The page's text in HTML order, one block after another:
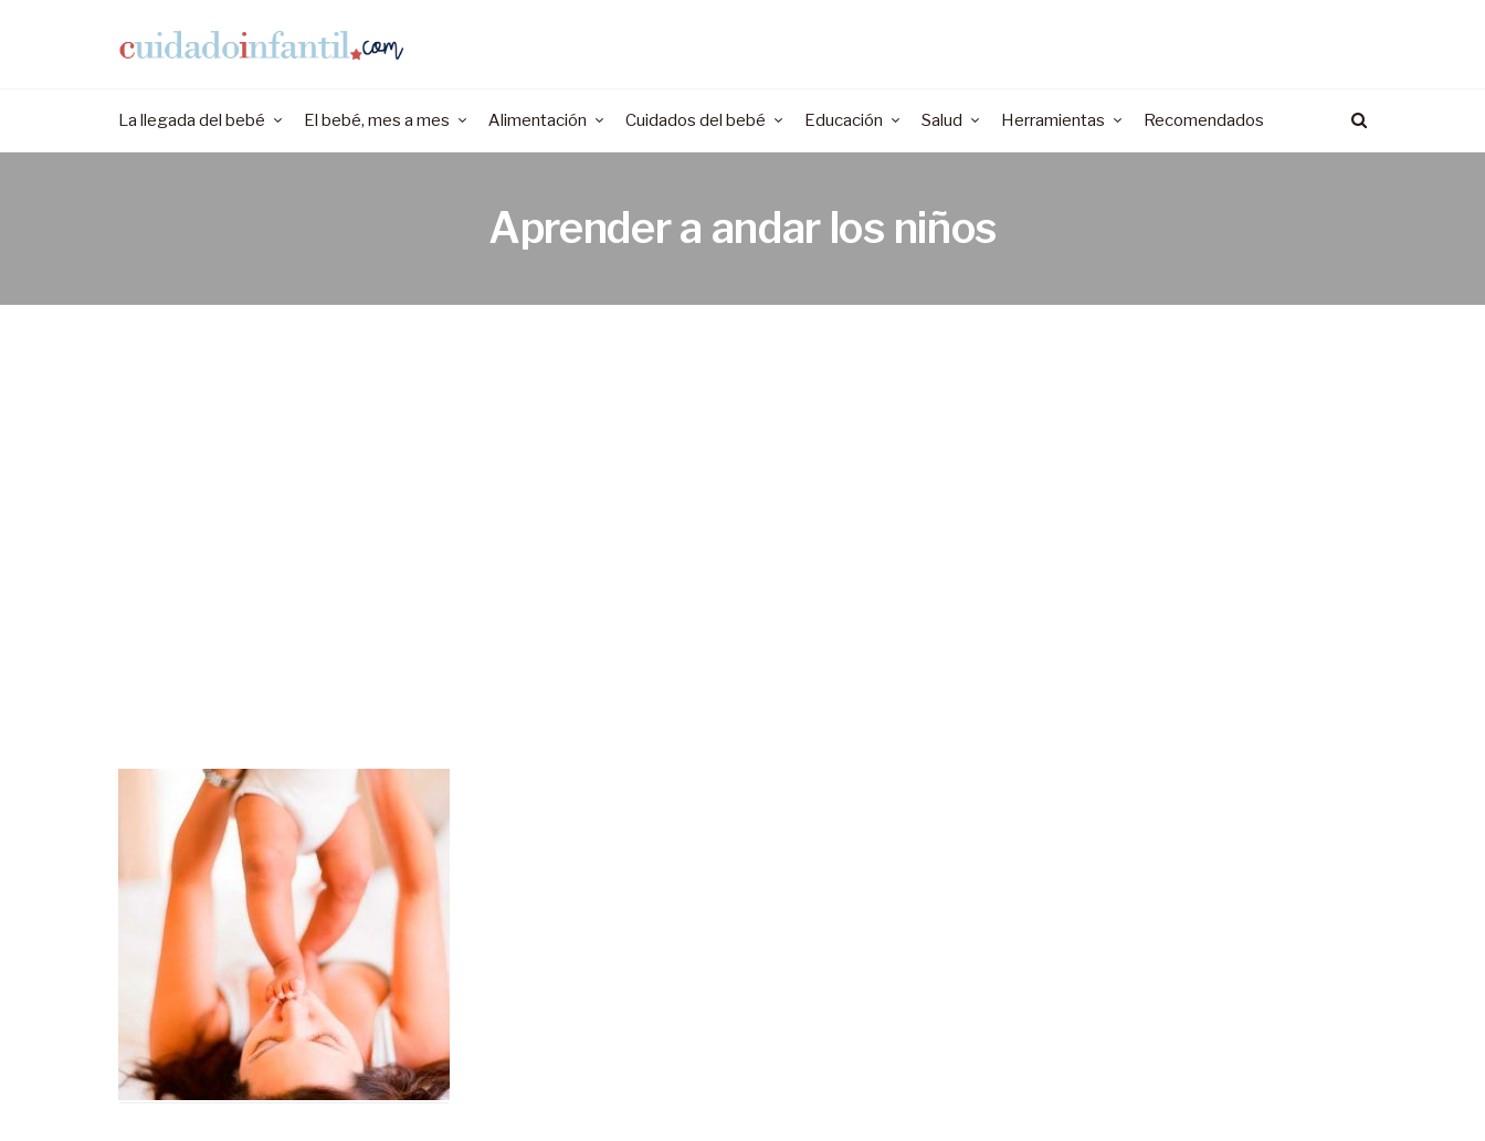
La llegada del bebé El bebé, mes a mes Alimentación Cuidados del bebé Educación Salud Herramientas Recomendados
Aprender a andar los niños